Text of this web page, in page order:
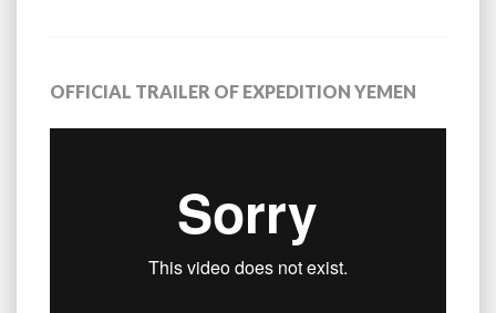
OFFICIAL TRAILER OF EXPEDITION YEMEN